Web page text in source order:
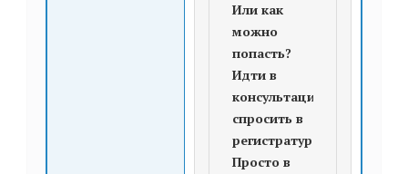
Или как
можно
попасть?
Идти в
консультациюи
спросить в
регистратуре?
Просто в